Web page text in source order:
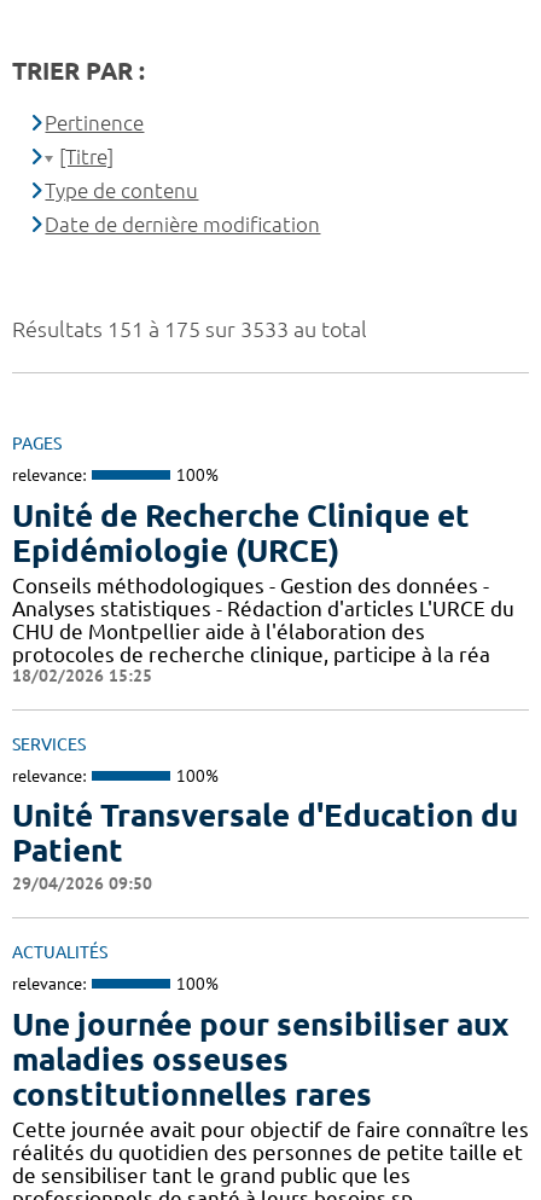
Résultats 151 à 175 sur 3533 au total
PAGES
relevance: 100%
Unité de Recherche Clinique et
Epidémiologie (URCE)
Conseils méthodologiques - Gestion des données -
Analyses statistiques - Rédaction d'articles L'URCE du
CHU de Montpellier aide à l'élaboration des
protocoles de recherche clinique, participe à la réa
18/02/2026 15:25
SERVICES
relevance: 100%
Unité Transversale d'Education du
Patient
29/04/2026 09:50
ACTUALITÉS
relevance: 100%
Une journée pour sensibiliser aux
maladies osseuses
constitutionnelles rares
Cette journée avait pour objectif de faire connaître les
réalités du quotidien des personnes de petite taille et
de sensibiliser tant le grand public que les
TRIER PAR :
Pertinence
[Titre]
Type de contenu
Date de dernière modification